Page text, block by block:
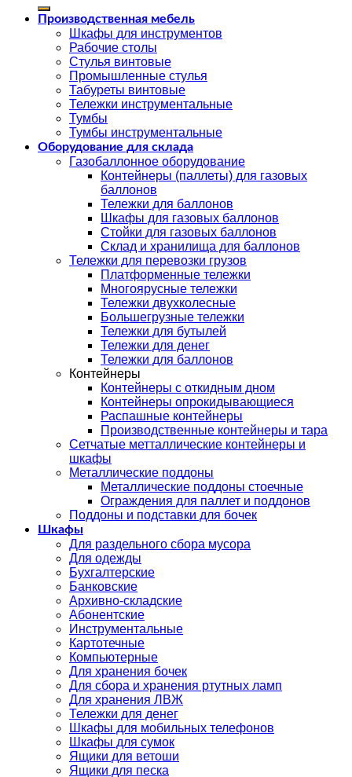
Производственная мебель
Шкафы для инструментов
Рабочие столы
Стулья винтовые
Промышленные стулья
Табуреты винтовые
Тележки инструментальные
Тумбы
Тумбы инструментальные
Оборудование для склада
Газобаллонное оборудование
Контейнеры (паллеты) для газовых
баллонов
Тележки для баллонов
Шкафы для газовых баллонов
Стойки для газовых баллонов
Склад и хранилища для баллонов
Тележки для перевозки грузов
Платформенные тележки
Многоярусные тележки
Тележки двухколесные
Большегрузные тележки
Тележки для бутылей
Тележки для денег
Тележки для баллонов
Контейнеры
Контейнеры с откидным дном
Контейнеры опрокидывающиеся
Распашные контейнеры
Производственные контейнеры и тара
Сетчатые метталлические контейнеры и
шкафы
Металлические поддоны
Металлические поддоны стоечные
Ограждения для паллет и поддонов
Поддоны и подставки для бочек
Шкафы
Для раздельного сбора мусора
Для одежды
Бухгалтерские
Банковские
Архивно-складские
Абонентские
Инструментальные
Картотечные
Компьютерные
Для хранения бочек
Для сбора и хранения ртутных ламп
Для хранения ЛВЖ
Тележки для денег
Шкафы для мобильных телефонов
Шкафы для сумок
Ящики для ветоши
Ящики для песка